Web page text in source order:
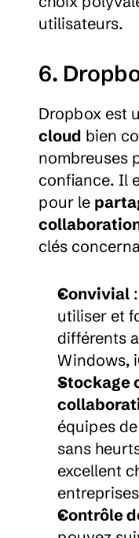
utilisateurs.
6.
Dropbox est
cloud bien
nombreuses
confiance. Il
pour le
clés
Convivial
utiliser et
différents
Windows,
Stockage
équipes
sans
excellent
Contrôle